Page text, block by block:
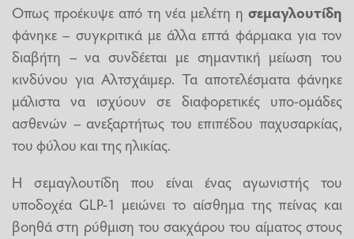
Οπως προέκυψε από τη νέα μελέτη η σεμαγλουτίδη
φάνηκε – συγκριτικά με άλλα επτά φάρμακα για τον
διαβήτη – να συνδέεται με σημαντική μείωση του
κινδύνου για Αλτσχάιμερ. Τα αποτελέσματα φάνηκε
μάλιστα να ισχύουν σε διαφορετικές υπο-ομάδες
ασθενών – ανεξαρτήτως του επιπέδου παχυσαρκίας,
του φύλου και της ηλικίας.
Η σεμαγλουτίδη που είναι ένας αγωνιστής του
υποδοχέα GLP-1 μειώνει το αίσθημα της πείνας και
βοηθά στη ρύθμιση του σακχάρου του αίματος στους